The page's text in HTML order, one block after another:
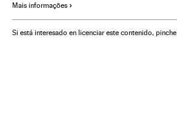
Íñigo Errejón
Mais informações
Si está interesado en licenciar este contenido, pinche